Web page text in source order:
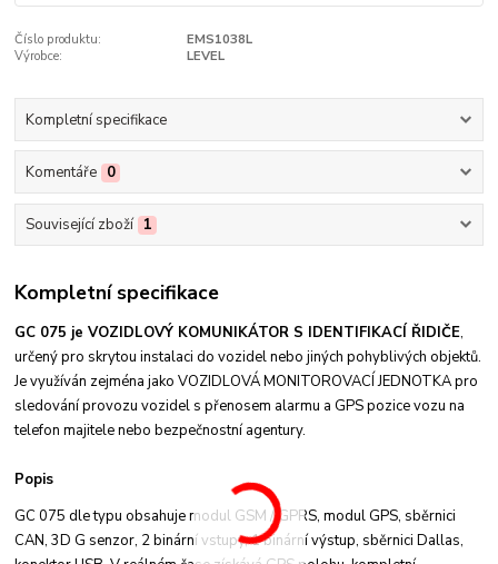
Číslo produktu:
EMS1038L
Výrobce:
LEVEL
Kompletní specifikace
Komentáře 0
Související zboží 1
Kompletní specifikace
GC 075 je VOZIDLOVÝ KOMUNIKÁTOR S IDENTIFIKACÍ ŘIDIČE,
určený pro skrytou instalaci do vozidel nebo jiných pohyblivých objektů.
Je využíván zejména jako VOZIDLOVÁ MONITOROVACÍ JEDNOTKA pro
sledování provozu vozidel s přenosem alarmu a GPS pozice vozu na
telefon majitele nebo bezpečnostní agentury.
Popis
GC 075 dle typu obsahuje modul GSM / GPRS, modul GPS, sběrnici
CAN, 3D G senzor, 2 binární vstupy, 1 binární výstup, sběrnici Dallas,